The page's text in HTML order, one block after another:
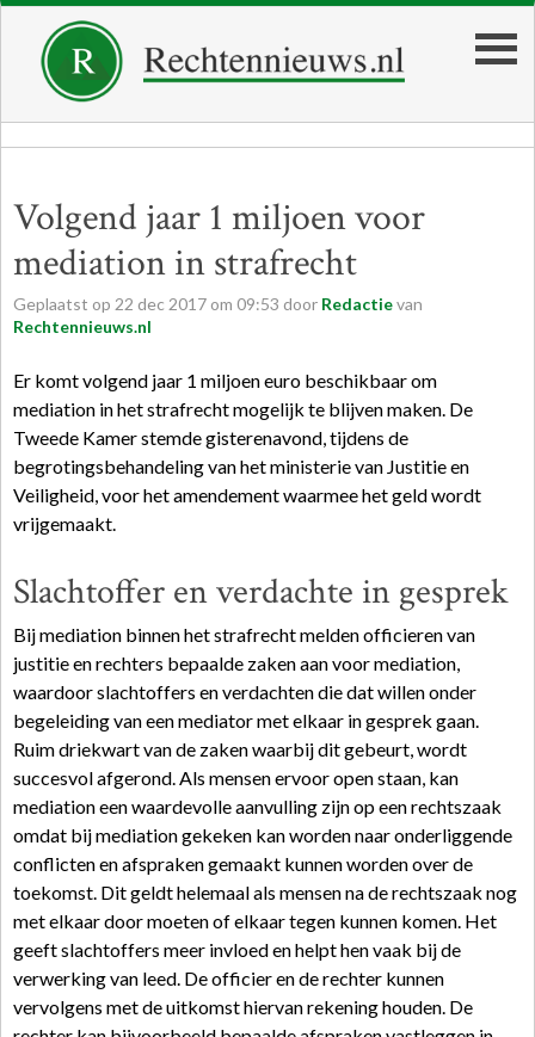
Volgend jaar 1 miljoen voor
mediation in strafrecht
Geplaatst op 22 dec 2017 om 09:53 door Redactievan
Rechtennieuws.nl
Er komt volgend jaar 1 miljoen euro beschikbaar om
mediation in het strafrecht mogelijk te blijven maken. De
Tweede Kamer stemde gisterenavond, tijdens de
begrotingsbehandeling van het ministerie van Justitie en
Veiligheid, voor het amendement waarmee het geld wordt
vrijgemaakt.
Slachtoffer en verdachte in gesprek
Bij mediation binnen het strafrecht melden officieren van
justitie en rechters bepaalde zaken aan voor mediation,
waardoor slachtoffers en verdachten die dat willen onder
begeleiding van een mediator met elkaar in gesprek gaan.
Ruim driekwart van de zaken waarbij dit gebeurt, wordt
succesvol afgerond. Als mensen ervoor open staan, kan
mediation een waardevolle aanvulling zijn op een rechtszaak
omdat bij mediation gekeken kan worden naar onderliggende
conflicten en afspraken gemaakt kunnen worden over de
toekomst. Dit geldt helemaal als mensen na de rechtszaak nog
met elkaar door moeten of elkaar tegen kunnen komen. Het
geeft slachtoffers meer invloed en helpt hen vaak bij de
verwerking van leed. De officier en de rechter kunnen
vervolgens met de uitkomst hiervan rekening houden. De